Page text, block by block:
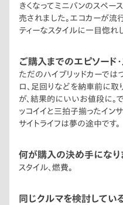
きくなってミニバンのスペー
売されました。エコカーが流
ティーなスタイルに一目惚れ
ご購入までのエピソード
ただのハイブリッドカーでは
ロ、足回りなどを納車前に取
が、結果的にいいお値段に。
ッコイイと三拍子揃ったイン
サイトライフは夢の途中です。
何が購入の決め手になり
スタイル、燃費。
同じクルマを検討してい